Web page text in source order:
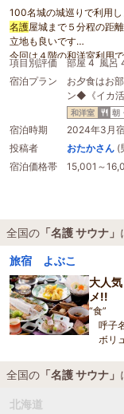
100名城の城巡りで利用し
名護屋城まで５分程の距
立地も良いです
今回は４階の和洋室利用で
スタンダードなプランで
部屋からの眺め良く
食事は最高、おまけに部
お値段以上です
今回は「アオリイカ」で
活け烏賊の薄造り、最高
アオリも好きになりました
広い大浴場に露天風呂に
混雑をさけて入浴したら
まり無いけど、次回に来
項目別評価 部屋 4 風呂
宿泊プラン
お夕食はお
ン◆《イカ活
和洋室 朝
宿泊時期
2024年3月
投稿者
おたかさん (
宿泊価格帯
15,001～
全国の 「名護 サウナ」
旅宿 よぶこ
大人
メ!!
“食”
呼子
ボリ
いか
“遊”
全国の 「名護 サウナ」
北海道